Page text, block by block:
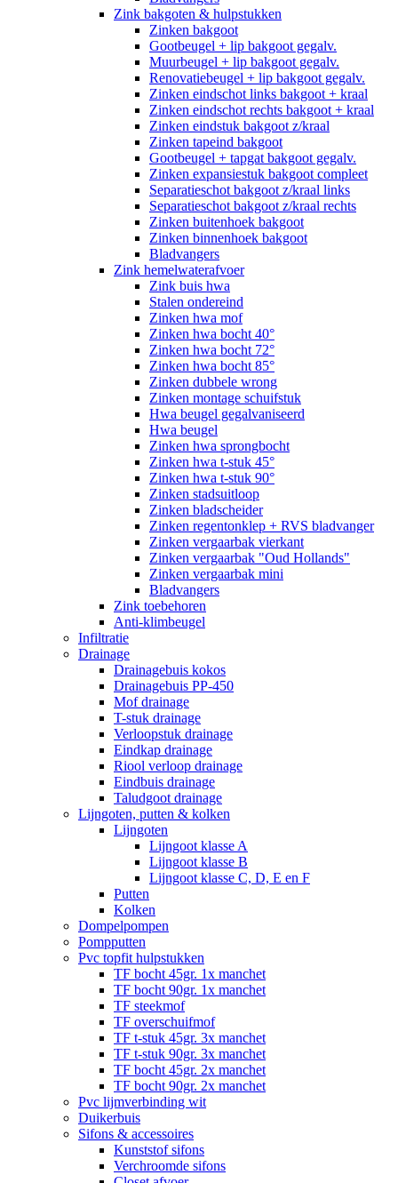
Zink bakgoten & hulpstukken
Zinken bakgoot
Gootbeugel + lip bakgoot gegalv.
Muurbeugel + lip bakgoot gegalv.
Renovatiebeugel + lip bakgoot gegalv.
Zinken eindschot links bakgoot + kraal
Zinken eindschot rechts bakgoot + kraal
Zinken eindstuk bakgoot z/kraal
Zinken tapeind bakgoot
Gootbeugel + tapgat bakgoot gegalv.
Zinken expansiestuk bakgoot compleet
Separatieschot bakgoot z/kraal links
Separatieschot bakgoot z/kraal rechts
Zinken buitenhoek bakgoot
Zinken binnenhoek bakgoot
Bladvangers
Zink hemelwaterafvoer
Zink buis hwa
Stalen ondereind
Zinken hwa mof
Zinken hwa bocht 40°
Zinken hwa bocht 72°
Zinken hwa bocht 85°
Zinken dubbele wrong
Zinken montage schuifstuk
Hwa beugel gegalvaniseerd
Hwa beugel
Zinken hwa sprongbocht
Zinken hwa t-stuk 45°
Zinken hwa t-stuk 90°
Zinken stadsuitloop
Zinken bladscheider
Zinken regentonklep + RVS bladvanger
Zinken vergaarbak vierkant
Zinken vergaarbak "Oud Hollands"
Zinken vergaarbak mini
Bladvangers
Zink toebehoren
Anti-klimbeugel
Infiltratie
Drainage
Drainagebuis kokos
Drainagebuis PP-450
Mof drainage
T-stuk drainage
Verloopstuk drainage
Eindkap drainage
Riool verloop drainage
Eindbuis drainage
Taludgoot drainage
Lijngoten, putten & kolken
Lijngoten
Lijngoot klasse A
Lijngoot klasse B
Lijngoot klasse C, D, E en F
Putten
Kolken
Dompelpompen
Pompputten
Pvc topfit hulpstukken
TF bocht 45gr. 1x manchet
TF bocht 90gr. 1x manchet
TF steekmof
TF overschuifmof
TF t-stuk 45gr. 3x manchet
TF t-stuk 90gr. 3x manchet
TF bocht 45gr. 2x manchet
TF bocht 90gr. 2x manchet
Pvc lijmverbinding wit
Duikerbuis
Sifons & accessoires
Kunststof sifons
Verchroomde sifons